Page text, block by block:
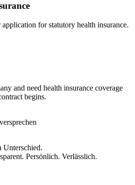
for statutory health insurance.
and need health insurance coverage
begins.
Unterschied.
Persönlich. Verlässlich.